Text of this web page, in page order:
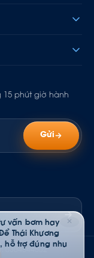
phút giờ hành
Gửi
0304844502
✕
vấn bơm hay
Thái Khương
hỗ trợ đúng nhu